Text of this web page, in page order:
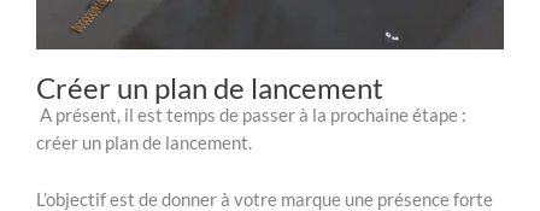
Créer un plan de lancement
A présent, il est temps de passer à la prochaine étape :
créer un plan de lancement.
L’objectif est de donner à votre marque une présence forte